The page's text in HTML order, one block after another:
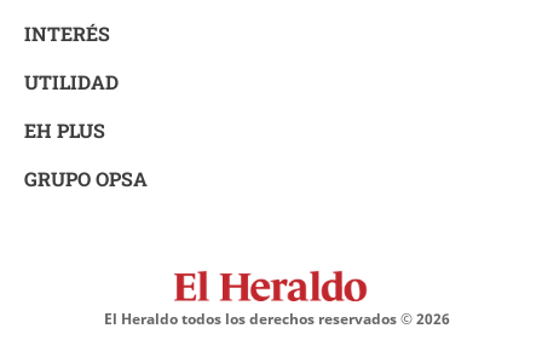
INTERÉS
UTILIDAD
EH PLUS
GRUPO OPSA
El Heraldo todos los derechos reservados ©2026